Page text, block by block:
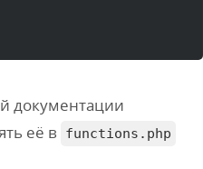
документации
её в
functions.php